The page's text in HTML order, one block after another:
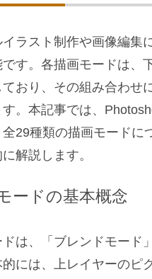
イラスト制作や画像編集
です。各描画モードは、
ており、その組み合わせ
。本記事では、
全29種類の描画モードに
解説します。
ードの基本概念
は、「ブレンドモード
には、上レイヤーのピ